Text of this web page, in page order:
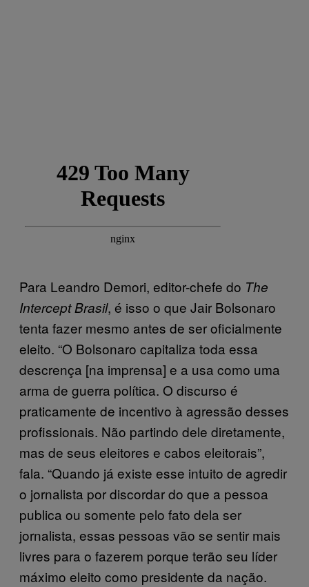
Para Leandro Demori, editor-chefe do The
Intercept Brasil, é isso o que Jair Bolsonaro
tenta fazer mesmo antes de ser oficialmente
eleito. “O Bolsonaro capitaliza toda essa
descrença [na imprensa] e a usa como uma
arma de guerra política. O discurso é
praticamente de incentivo à agressão desses
profissionais. Não partindo dele diretamente,
mas de seus eleitores e cabos eleitorais”,
fala. “Quando já existe esse intuito de agredir
o jornalista por discordar do que a pessoa
publica ou somente pelo fato dela ser
jornalista, essas pessoas vão se sentir mais
livres para o fazerem porque terão seu líder
máximo eleito como presidente da nação.